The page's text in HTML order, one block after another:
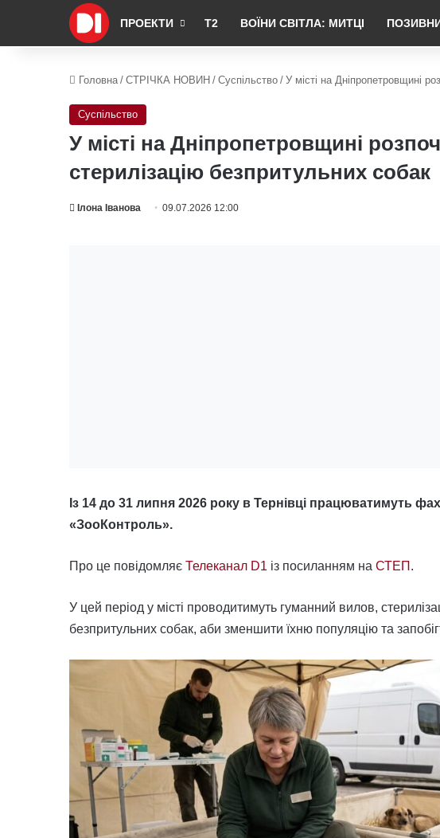
ПРОЕКТИ Т2 ВОЇНИ СВІТЛА: МИТЦІ
Головна / СТРІЧКА НОВИН / Суспільство / У місті на Дніпропетровщині
Суспільство
У місті на Дніпропетровщині
стерилізацію безпритульних собак
Ілона Іванова 09.07.2026 12:00
Із 14 до 31 липня 2026 року в Тернівці працюватимуть
«ЗооКонтроль».
Про це повідомляє Телеканал D1 із посиланням на СТЕП .
У цей період у місті проводитимуть гуманний вилов,
безпритульних собак, аби зменшити їхню популяцію та